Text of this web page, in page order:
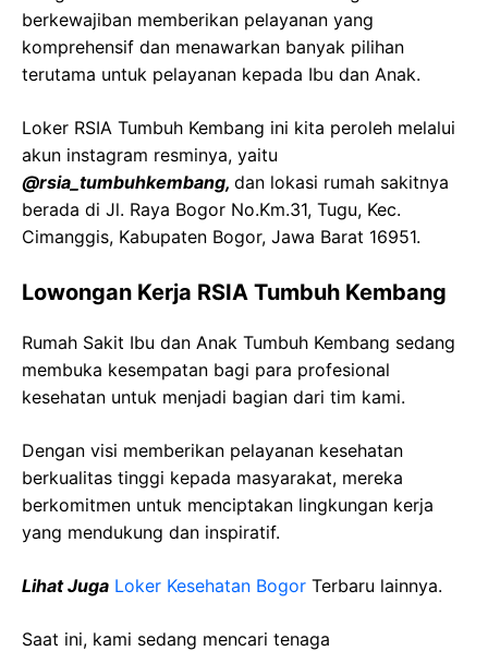
berkewajiban memberikan pelayanan yang
komprehensif dan menawarkan banyak pilihan
terutama untuk pelayanan kepada Ibu dan Anak.
Loker RSIA Tumbuh Kembang ini kita peroleh melalui
akun instagram resminya, yaitu
@rsia_tumbuhkembang, dan lokasi rumah sakitnya
berada di Jl. Raya Bogor No.Km.31, Tugu, Kec.
Cimanggis, Kabupaten Bogor, Jawa Barat 16951.
Lowongan Kerja RSIA Tumbuh Kembang
Rumah Sakit Ibu dan Anak Tumbuh Kembang sedang
membuka kesempatan bagi para profesional
kesehatan untuk menjadi bagian dari tim kami.
Dengan visi memberikan pelayanan kesehatan
berkualitas tinggi kepada masyarakat, mereka
berkomitmen untuk menciptakan lingkungan kerja
yang mendukung dan inspiratif.
Lihat Juga Loker Kesehatan Bogor Terbaru lainnya.
Saat ini, kami sedang mencari tenaga